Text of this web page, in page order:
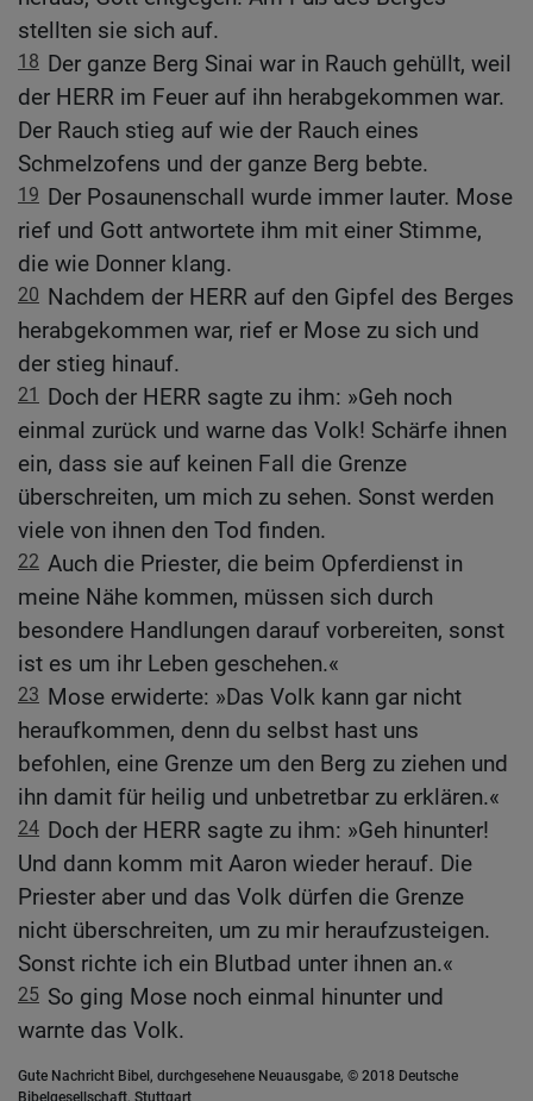
stellten sie sich auf.
18 Der ganze Berg Sinai war in Rauch gehüllt, weil
der HERR im Feuer auf ihn herabgekommen war.
Der Rauch stieg auf wie der Rauch eines
Schmelzofens und der ganze Berg bebte.
19 Der Posaunenschall wurde immer lauter. Mose
rief und Gott antwortete ihm mit einer Stimme,
die wie Donner klang.
20 Nachdem der HERR auf den Gipfel des Berges
herabgekommen war, rief er Mose zu sich und
der stieg hinauf.
21
Doch der HERR sagte zu ihm: »Geh noch
einmal zurück und warne das Volk! Schärfe ihnen
ein, dass sie auf keinen Fall die Grenze
überschreiten, um mich zu sehen. Sonst werden
viele von ihnen den Tod finden.
22 Auch die Priester, die beim Opferdienst in
meine Nähe kommen, müssen sich durch
besondere Handlungen darauf vorbereiten, sonst
ist es um ihr Leben geschehen.«
23 Mose erwiderte: »Das Volk kann gar nicht
heraufkommen, denn du selbst hast uns
befohlen, eine Grenze um den Berg zu ziehen und
ihn damit für heilig und unbetretbar zu erklären.«
24 Doch der HERR sagte zu ihm: »Geh hinunter!
Und dann komm mit Aaron wieder herauf. Die
Priester aber und das Volk dürfen die Grenze
nicht überschreiten, um zu mir heraufzusteigen.
Sonst richte ich ein Blutbad unter ihnen an.«
25 So ging Mose noch einmal hinunter und
warnte das Volk.
Gute Nachricht Bibel, durchgesehene Neuausgabe, © 2018 Deutsche